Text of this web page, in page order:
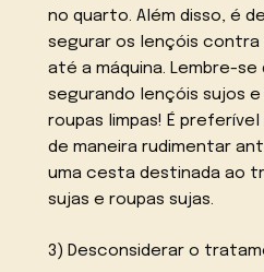
no quarto. Além disso, é
segurar os lençóis
até a máquina. Lembre-
segurando lençóis sujos
roupas limpas! É
de maneira rudimentar
uma cesta destinada ao
sujas e roupas sujas.
3) Desconsiderar o